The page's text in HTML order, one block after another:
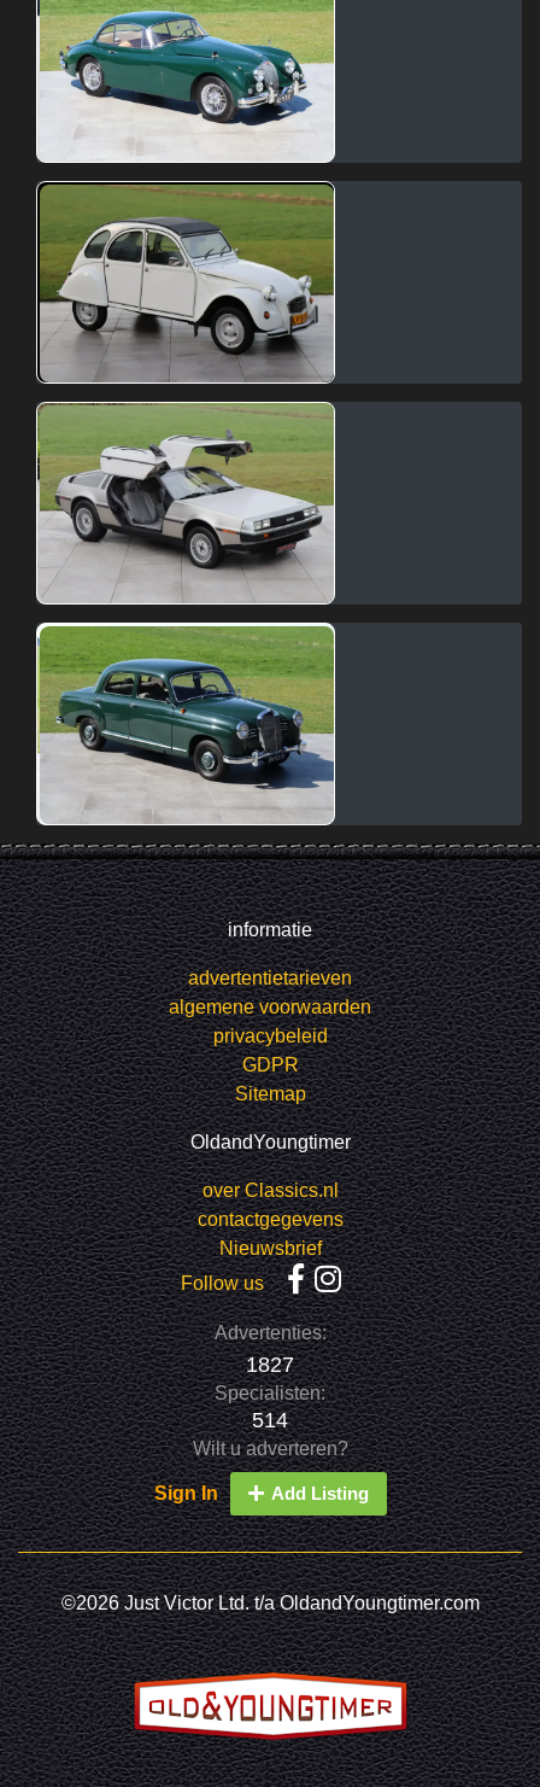
informatie
advertentietarieven
algemene voorwaarden
privacybeleid
GDPR
Sitemap
OldandYoungtimer
over Classics.nl
contactgegevens
Nieuwsbrief
Follow us
Advertenties:
1827
Specialisten:
514
Wilt u adverteren?
Sign In Add Listing
©2026 Just Victor Ltd. t/a OldandYoungtimer.com